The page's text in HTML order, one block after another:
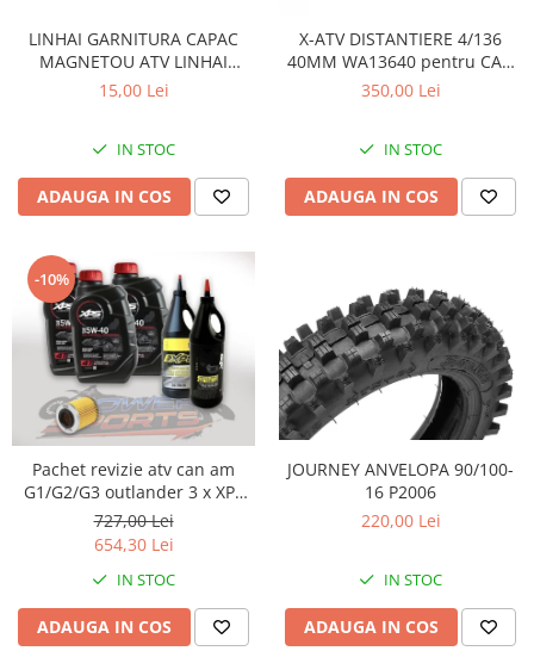
LINHAI GARNITURA CAPAC
MAGNETOU ATV LINHAI
260/300/400 - 23617
15,00 Lei
IN STOC
ADAUGA IN COS
X-ATV DISTANTIERE 4/136
40MM WA13640 pentru CAN
AM
350,00 Lei
IN STOC
ADAUGA IN COS
-10%
Pachet revizie atv can am
G1/G2/G3 outlander 3 x XPS
can am ulei 5w40 BRP, ULEI
GRUP FATA XPS 75W90, ULEI
GRUP SPATE SI CUTIE
75W140.FILTRU ULEI ORIGINAL
CAN AM
727,00 Lei
654,30 Lei
IN STOC
ADAUGA IN COS
JOURNEY ANVELOPA 90/100-
16 P2006
220,00 Lei
IN STOC
ADAUGA IN COS